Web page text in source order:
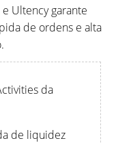
Ultency garante
de ordens e alta
da
de liquidez